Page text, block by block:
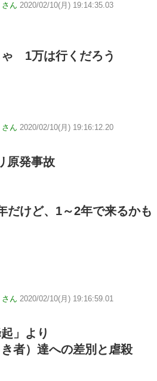
ん 2020/02/10(月) 19:14:35.03
1万は行くだろう
ん 2020/02/10(月) 19:16:12.20
原発事故
だけど、1～2年で来るかも
ん 2020/02/10(月) 19:16:59.01
」より
き者）達への差別と虐殺